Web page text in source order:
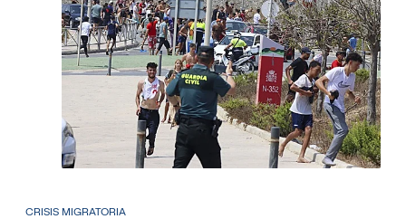
CRISIS MIGRATORIA